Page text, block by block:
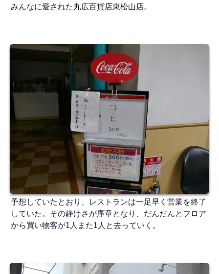
みんなに愛された丸広百貨店東松山店。
予想していたとおり、レストランは一足早く営業を終了
していた。その静けさが序章となり、だんだんとフロア
から買い物客が1人また1人と去っていく。